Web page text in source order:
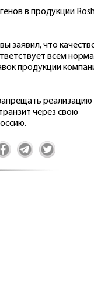
в продукции
заявил, что
всем
продукции
реализацию
через свою